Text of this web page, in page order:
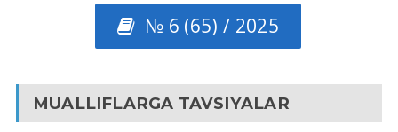
№ 6 (65) / 2025
MUALLIFLARGA TAVSIYALAR